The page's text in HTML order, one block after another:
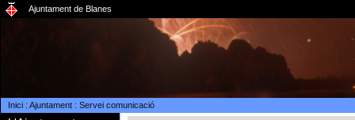
Ajuntament de Blanes
Inici: Ajuntament: Servei comunicació